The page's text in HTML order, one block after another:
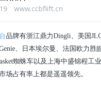
www.ccbflift.cn
品牌有浙江鼎力Dingli、美国
、日本埃尔曼、法 国欧力胜
蜘蛛车以及上海中盛锦程工
场占有率上都是遥遥领先。